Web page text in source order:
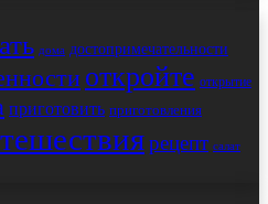
дома достопримечательности
откройте открытие
приготовить приготовления
рецепт салат